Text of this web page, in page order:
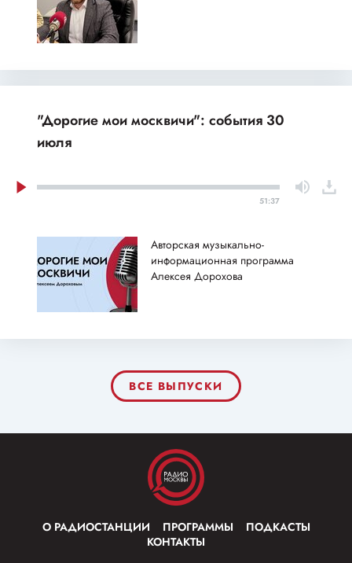
"Дорогие мои москвичи": события 30
июля
51:37
Авторская музыкально-
информационная программа
Алексея Дорохова
ВСЕ ВЫПУСКИ
О РАДИОСТАНЦИИ ПРОГРАММЫ
ПОДКАСТЫ
КОНТАКТЫ